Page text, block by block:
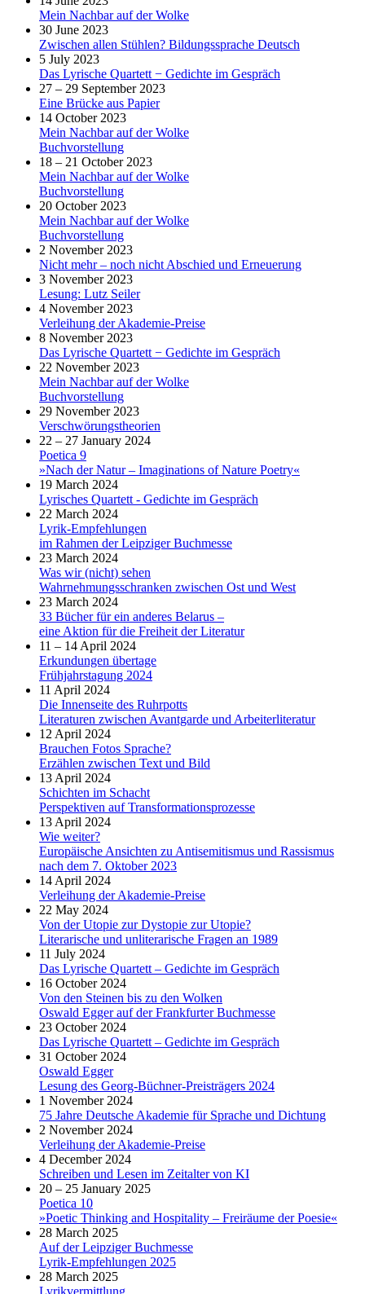
Mein Nachbar auf der Wolke
30 June 2023
Zwischen allen Stühlen? Bildungssprache Deutsch
5 July 2023
Das Lyrische Quartett − Gedichte im Gespräch
27 – 29 September 2023
Eine Brücke aus Papier
14 October 2023
Mein Nachbar auf der Wolke
Buchvorstellung
18 – 21 October 2023
Mein Nachbar auf der Wolke
Buchvorstellung
20 October 2023
Mein Nachbar auf der Wolke
Buchvorstellung
2 November 2023
Nicht mehr – noch nicht Abschied und Erneuerung
3 November 2023
Lesung: Lutz Seiler
4 November 2023
Verleihung der Akademie-Preise
8 November 2023
Das Lyrische Quartett − Gedichte im Gespräch
22 November 2023
Mein Nachbar auf der Wolke
Buchvorstellung
29 November 2023
Verschwörungstheorien
22 – 27 January 2024
Poetica 9
»Nach der Natur – Imaginations of Nature Poetry«
19 March 2024
Lyrisches Quartett - Gedichte im Gespräch
22 March 2024
Lyrik-Empfehlungen
im Rahmen der Leipziger Buchmesse
23 March 2024
Was wir (nicht) sehen
Wahrnehmungsschranken zwischen Ost und West
23 March 2024
33 Bücher für ein anderes Belarus –
eine Aktion für die Freiheit der Literatur
11 – 14 April 2024
Erkundungen übertage
Frühjahrstagung 2024
11 April 2024
Die Innenseite des Ruhrpotts
Literaturen zwischen Avantgarde und Arbeiterliteratur
12 April 2024
Brauchen Fotos Sprache?
Erzählen zwischen Text und Bild
13 April 2024
Schichten im Schacht
Perspektiven auf Transformationsprozesse
13 April 2024
Wie weiter?
Europäische Ansichten zu Antisemitismus und Rassismus
nach dem 7. Oktober 2023
14 April 2024
Verleihung der Akademie-Preise
22 May 2024
Von der Utopie zur Dystopie zur Utopie?
Literarische und unliterarische Fragen an 1989
11 July 2024
Das Lyrische Quartett – Gedichte im Gespräch
16 October 2024
Von den Steinen bis zu den Wolken
Oswald Egger auf der Frankfurter Buchmesse
23 October 2024
Das Lyrische Quartett – Gedichte im Gespräch
31 October 2024
Oswald Egger
Lesung des Georg-Büchner-Preisträgers 2024
1 November 2024
75 Jahre Deutsche Akademie für Sprache und Dichtung
2 November 2024
Verleihung der Akademie-Preise
4 December 2024
Schreiben und Lesen im Zeitalter von KI
20 – 25 January 2025
Poetica 10
»Poetic Thinking and Hospitality – Freiräume der Poesie«
28 March 2025
Auf der Leipziger Buchmesse
Lyrik-Empfehlungen 2025
28 March 2025
Lyrikvermittlung